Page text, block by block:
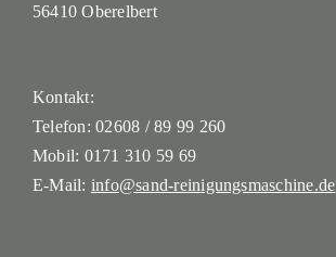
56410 Oberelbert
Kontakt:
Telefon:02608 / 89 99 260
Mobil: 0171 310 59 69
E-Mail: info@sand-reinigungsmaschine.de